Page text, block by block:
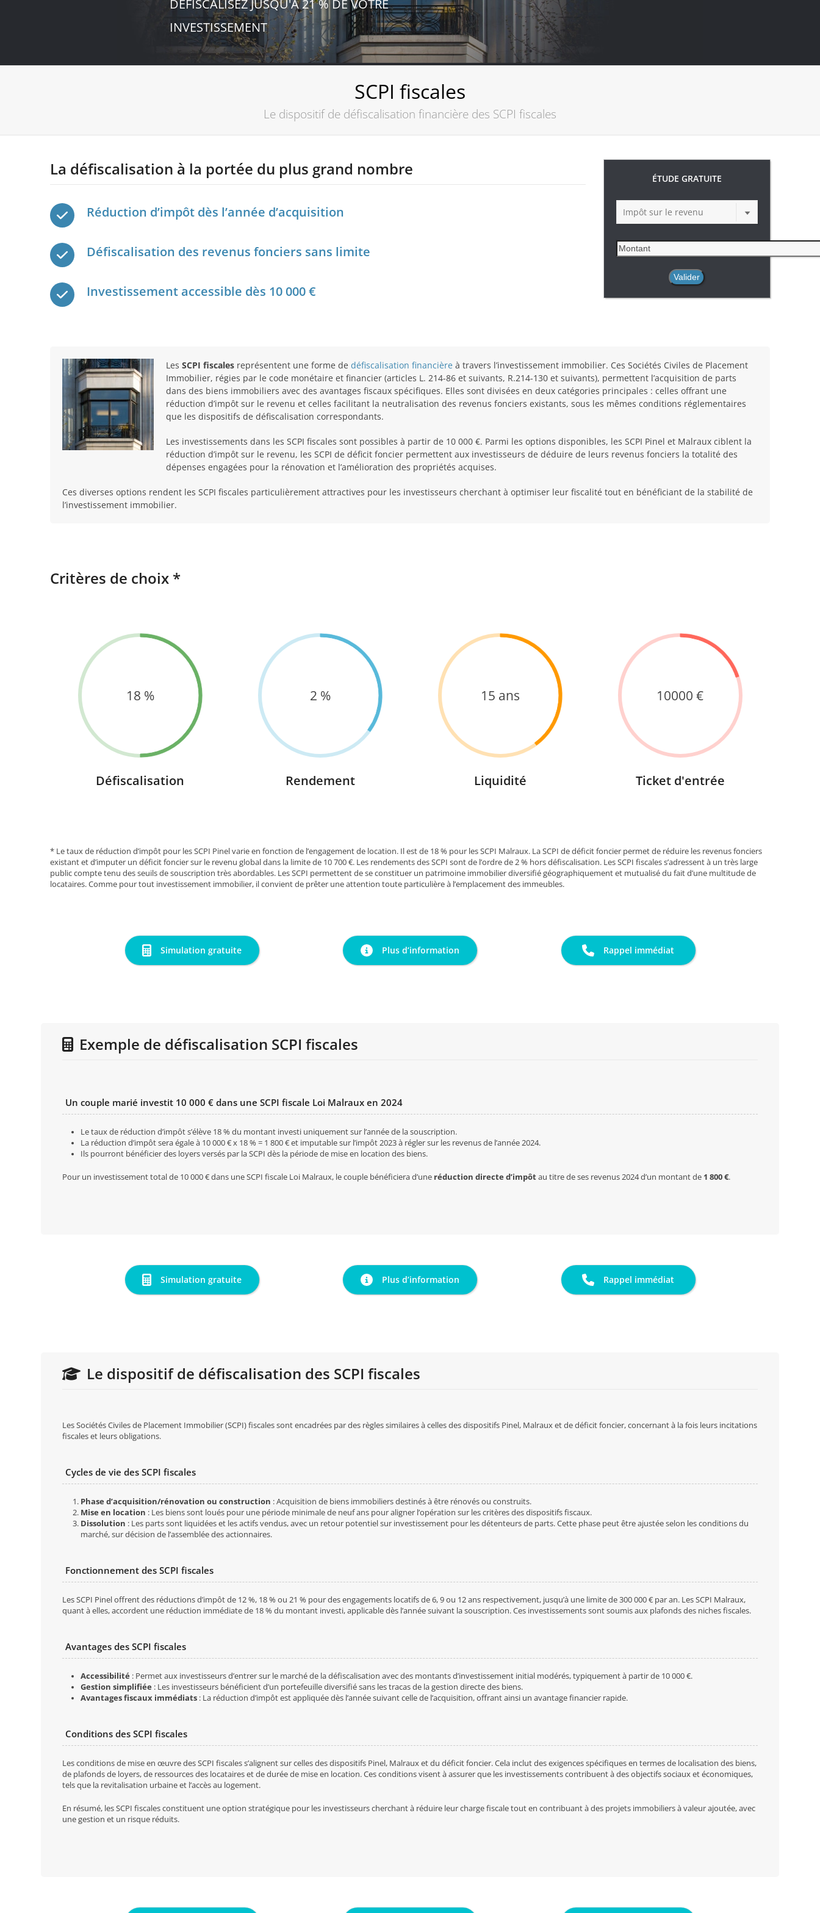
DÉFISCALISEZ JUSQU'À 21 % DE VOTRE
INVESTISSEMENT
SCPI fiscales
Le dispositif de défiscalisation financière des SCPI fiscales
La défiscalisation à la portée du plus grand nombre
Réduction d’impôt dès l’année d’acquisition
Défiscalisation des revenus fonciers sans limite
Investissement accessible dès 10 000 €
ÉTUDE GRATUITE
Impôt sur le revenu
Les SCPI fiscales représentent une forme de défiscalisation financière à travers l’investissement immobilier. Ces Sociétés Civiles de Placement
Immobilier, régies par le code monétaire et financier (articles L. 214-86 et suivants, R.214-130 et suivants), permettent l’acquisition de parts
dans des biens immobiliers avec des avantages fiscaux spécifiques. Elles sont divisées en deux catégories principales : celles offrant une
réduction d’impôt sur le revenu et celles facilitant la neutralisation des revenus fonciers existants, sous les mêmes conditions réglementaires
que les dispositifs de défiscalisation correspondants.
Les investissements dans les SCPI fiscales sont possibles à partir de 10 000 €. Parmi les options disponibles, les SCPI Pinel et Malraux ciblent la
réduction d’impôt sur le revenu, les SCPI de déficit foncier permettent aux investisseurs de déduire de leurs revenus fonciers la totalité des
dépenses engagées pour la rénovation et l’amélioration des propriétés acquises.
Ces diverses options rendent les SCPI fiscales particulièrement attractives pour les investisseurs cherchant à optimiser leur fiscalité tout en bénéficiant de la stabilité de
l’investissement immobilier.
Critères de choix *
18
Défiscalisation
2
Rendement
15
Liquidité
10000
Ticket d'entrée
* Le taux de réduction d’impôt pour les SCPI Pinel varie en fonction de l’engagement de location. Il est de 18 % pour les SCPI Malraux. La SCPI de déficit foncier permet de réduire les revenus fonciers
existant et d’imputer un déficit foncier sur le revenu global dans la limite de 10 700 €. Les rendements des SCPI sont de l’ordre de 2 % hors défiscalisation. Les SCPI fiscales s’adressent à un très large
public compte tenu des seuils de souscription très abordables. Les SCPI permettent de se constituer un patrimoine immobilier diversifié géographiquement et mutualisé du fait d’une multitude de
locataires. Comme pour tout investissement immobilier, il convient de prêter une attention toute particulière à l’emplacement des immeubles.
Simulation gratuite Plus d’information Rappel immédiat
Exemple de défiscalisation SCPI fiscales
Un couple marié investit 10 000 € dans une SCPI fiscale Loi Malraux en 2024
Le taux de réduction d’impôt s’élève 18 % du montant investi uniquement sur l’année de la souscription.
La réduction d’impôt sera égale à 10 000 € x 18 % = 1 800 € et imputable sur l’impôt 2023 à régler sur les revenus de l’année 2024.
Ils pourront bénéficier des loyers versés par la SCPI dès la période de mise en location des biens.
Pour un investissement total de 10 000 € dans une SCPI fiscale Loi Malraux, le couple bénéficiera d’une réduction directe d’impôtau titre de ses revenus 2024 d’un montant de 1 800 €.
Simulation gratuite Plus d’information Rappel immédiat
Le dispositif de défiscalisation des SCPI fiscales
Les Sociétés Civiles de Placement Immobilier (SCPI) fiscales sont encadrées par des règles similaires à celles des dispositifs Pinel, Malraux et de déficit foncier, concernant à la fois leurs incitations
fiscales et leurs obligations.
Cycles de vie des SCPI fiscales
Phase d’acquisition/rénovation ou construction : Acquisition de biens immobiliers destinés à être rénovés ou construits.
Mise en location : Les biens sont loués pour une période minimale de neuf ans pour aligner l’opération sur les critères des dispositifs fiscaux.
Dissolution : Les parts sont liquidées et les actifs vendus, avec un retour potentiel sur investissement pour les détenteurs de parts. Cette phase peut être ajustée selon les conditions du
marché, sur décision de l’assemblée des actionnaires.
Fonctionnement des SCPI fiscales
Les SCPI Pinel offrent des réductions d’impôt de 12 %, 18 % ou 21 % pour des engagements locatifs de 6, 9 ou 12 ans respectivement, jusqu’à une limite de 300 000 € par an. Les SCPI Malraux,
quant à elles, accordent une réduction immédiate de 18 % du montant investi, applicable dès l’année suivant la souscription. Ces investissements sont soumis aux plafonds des niches fiscales.
Avantages des SCPI fiscales
Accessibilité : Permet aux investisseurs d’entrer sur le marché de la défiscalisation avec des montants d’investissement initial modérés, typiquement à partir de 10 000 €.
Gestion simplifiée : Les investisseurs bénéficient d’un portefeuille diversifié sans les tracas de la gestion directe des biens.
Avantages fiscaux immédiats : La réduction d’impôt est appliquée dès l’année suivant celle de l’acquisition, offrant ainsi un avantage financier rapide.
Conditions des SCPI fiscales
Les conditions de mise en œuvre des SCPI fiscales s’alignent sur celles des dispositifs Pinel, Malraux et du déficit foncier. Cela inclut des exigences spécifiques en termes de localisation des biens,
de plafonds de loyers, de ressources des locataires et de durée de mise en location. Ces conditions visent à assurer que les investissements contribuent à des objectifs sociaux et économiques,
tels que la revitalisation urbaine et l’accès au logement.
En résumé, les SCPI fiscales constituent une option stratégique pour les investisseurs cherchant à réduire leur charge fiscale tout en contribuant à des projets immobiliers à valeur ajoutée, avec
une gestion et un risque réduits.